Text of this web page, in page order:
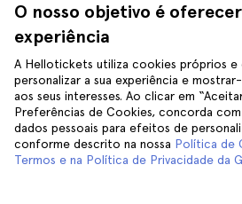
O nosso objetivo é
experiência
A Hellotickets utiliza cookies próprios e
personalizar a sua experiência e
aos seus interesses. Ao clicar em
Preferências de Cookies, concorda
dados pessoais para efeitos de
conforme descrito na nossa Política de
Termos e na Política de Privacidade da
Avaliações
Privacidade
Termos e Condições
Aviso Legal
Cookies
Londres
Ajuda
Siga-